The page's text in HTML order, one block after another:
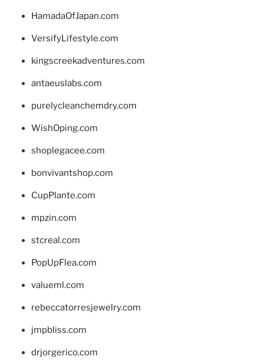
HamadaOfJapan.com
VersifyLifestyle.com
kingscreekadventures.com
antaeuslabs.com
purelycleanchemdry.com
WishOping.com
shoplegacee.com
bonvivantshop.com
CupPlante.com
mpzin.com
stcreal.com
PopUpFlea.com
valueml.com
rebeccatorresjewelry.com
jmpbliss.com
drjorgerico.com